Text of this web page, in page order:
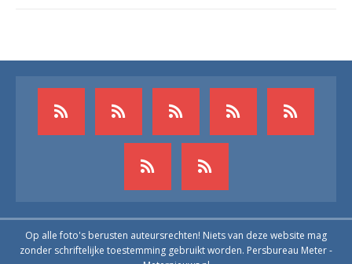
Op alle foto's berusten auteursrechten! Niets van deze website mag
zonder schriftelijke toestemming gebruikt worden. Persbureau Meter -